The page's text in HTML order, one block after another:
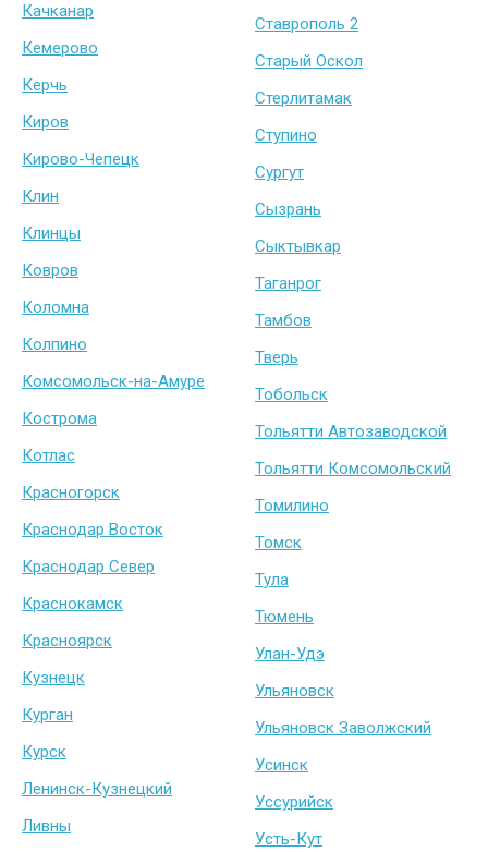
Качканар
Кемерово
Керчь
Киров
Кирово-Чепецк
Клин
Клинцы
Ковров
Коломна
Колпино
Комсомольск-на-Амуре
Кострома
Котлас
Красногорск
Краснодар Восток
Краснодар Север
Краснокамск
Красноярск
Кузнецк
Курган
Курск
Ленинск-Кузнецкий
Ливны
Ставрополь 2
Старый Оскол
Стерлитамак
Ступино
Сургут
Сызрань
Сыктывкар
Таганрог
Тамбов
Тверь
Тобольск
Тольятти Автозаводской
Тольятти Комсомольский
Томилино
Томск
Тула
Тюмень
Улан-Удэ
Ульяновск
Ульяновск Заволжский
Усинск
Уссурийск
Усть-Кут